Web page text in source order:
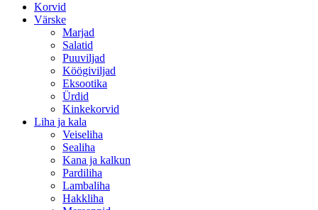
Korvid
Värske
Marjad
Salatid
Puuviljad
Köögiviljad
Eksootika
Ürdid
Kinkekorvid
Liha ja kala
Veiseliha
Sealiha
Kana ja kalkun
Pardiliha
Lambaliha
Hakkliha